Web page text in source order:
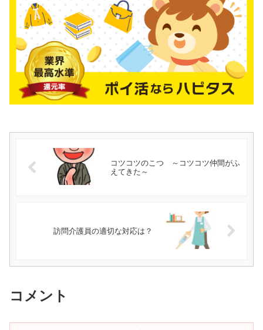
コツコツのこつ ～コツコツ仲間がふ
えてきた～
訪問介護員の適切な対応は？
コメント